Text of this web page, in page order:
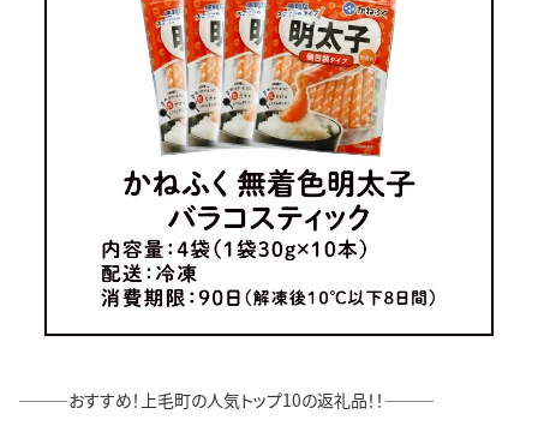
―――おすすめ！上毛町の人気トップ10の返礼品！！―――